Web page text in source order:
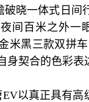
破晓一体式日间
间百米之外一
米黑三款双拼
身契合的色彩表
EV以真正具有高